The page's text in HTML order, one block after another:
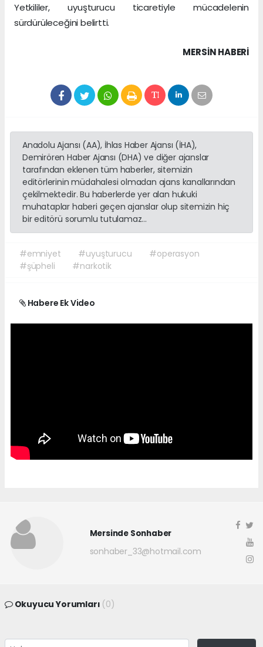
Yetkililer, uyuşturucu ticaretiyle mücadelenin
sürdürüleceğini belirtti.
MERSIN HABERİ
Anadolu Ajansı (AA), İhlas Haber Ajansı (İHA),
Demirören Haber Ajansı (DHA) ve diğer ajanslar
tarafından eklenen tüm haberler, sitemizin
editörlerinin müdahalesi olmadan ajans kanallarından
çekilmektedir. Bu haberlerde yer alan hukuki
muhataplar haberi geçen ajanslar olup sitemizin hiç
bir editörü sorumlu tutulamaz...
#emniyet #uyuşturucu
#operasyon
#şüpheli
#narkotik
Habere Ek Video
Mersinde Sonhaber
sonhaber_33@hotmail.com
Okuyucu Yorumları (0)